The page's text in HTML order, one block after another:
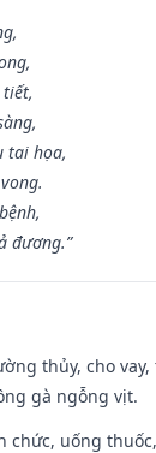
tai họa,
đương.”
thủy, cho
gà ngỗng vịt.
chức, uống